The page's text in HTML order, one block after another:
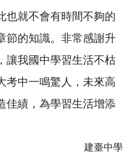
也就不會有時間不夠的
節的知識。非常感謝升
讓我國中學習生活不枯
考中一鳴驚人，未來高
佳績，為學習生活增添
建臺中學